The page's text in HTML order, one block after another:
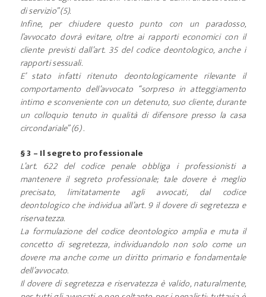
di servizio” (5).
Infine, per chiudere questo punto con un paradosso,
l’avvocato dovrà evitare, oltre ai rapporti economici con il
cliente previsti dall’art. 35 del codice deontologico, anche i
rapporti sessuali.
E’ stato infatti ritenuto deontologicamente rilevante il
comportamento dell’avvocato “sorpreso in atteggiamento
intimo e sconveniente con un detenuto, suo cliente, durante
un colloquio tenuto in qualità di difensore presso la casa
circondariale” (6) .
§ 3 – Il segreto professionale
L’art. 622 del codice penale obbliga i professionisti a
mantenere il segreto professionale; tale dovere è meglio
precisato, limitatamente agli avvocati, dal codice
deontologico che individua all’art. 9 il dovere di segretezza e
riservatezza.
La formulazione del codice deontologico amplia e muta il
concetto di segretezza, individuandolo non solo come un
dovere ma anche come un diritto primario e fondamentale
dell’avvocato.
Il dovere di segretezza e riservatezza è valido, naturalmente,